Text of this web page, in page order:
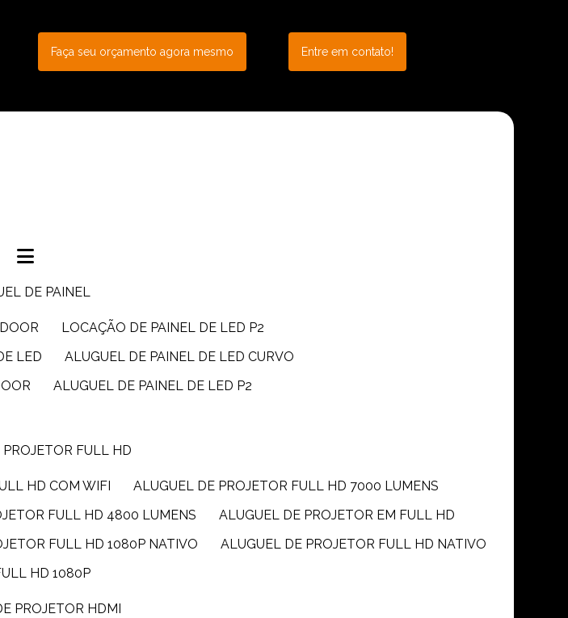
Faça seu orçamento agora mesmo Entre em contato!
DE PAINEL
LOCAÇÃO DE PAINEL DE LED P2
LED
ALUGUEL DE PAINEL DE LED CURVO
ALUGUEL DE PAINEL DE LED P2
PROJETOR FULL HD
HD COM WIFI
ALUGUEL DE PROJETOR FULL HD 7000 LUMENS
FULL HD 4800 LUMENS
ALUGUEL DE PROJETOR EM FULL HD
FULL HD 1080P NATIVO
ALUGUEL DE PROJETOR FULL HD NATIVO
HD 1080P
PROJETOR HDMI